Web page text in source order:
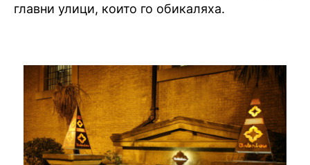
главни улици, които го обикаляха.